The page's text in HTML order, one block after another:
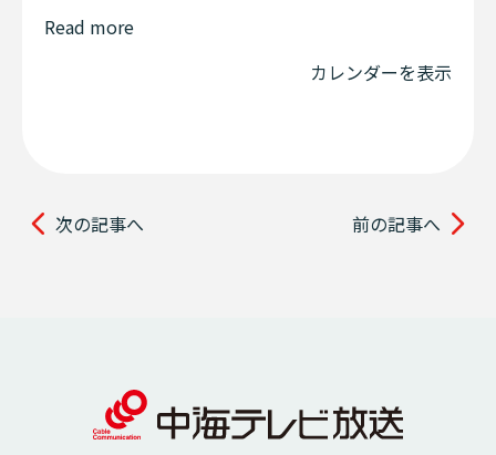
Read more
カレンダーを表示
次の記事へ 前の記事へ